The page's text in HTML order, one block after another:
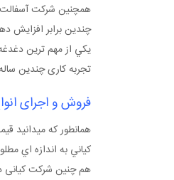
همچنين شرکت آسفالت
چندين برابر افزايش
يکي از مهم ترين
تجربه کاری چندين
فروش و اجرای
همانطور که
کياني به اندازه اي
هم چنين شرکت کیانی